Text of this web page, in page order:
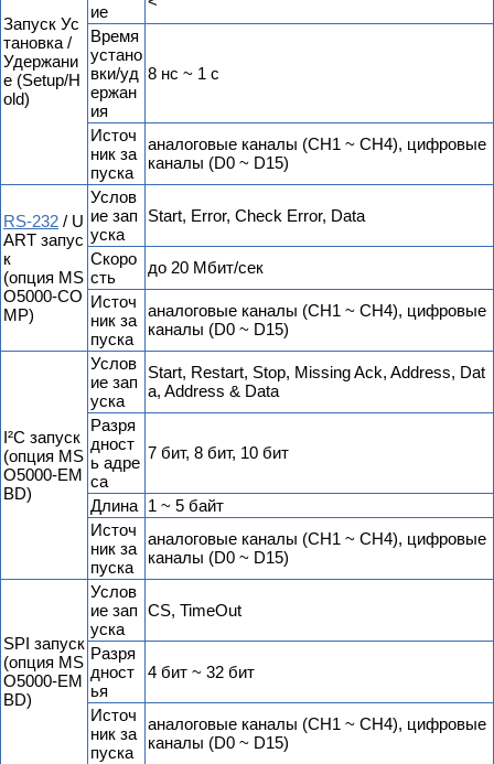
Запуск Ус
тановка /
Удержани
е (Setup/H
old)
ие
Время
устано
вки/уд
ержан
ия
8 нс ~ 1 с
Источ
ник за
пуска
аналоговые каналы (CH1 ~ CH4), цифровые
каналы (D0 ~ D15)
RS-232 / U
ART запус
к
(опция MS
O5000-CO
MP)
Услов
ие зап
уска
Start, Error, Check Error, Data
Скоро
сть
до 20 Мбит/сек
Источ
ник за
пуска
аналоговые каналы (CH1 ~ CH4), цифровые
каналы (D0 ~ D15)
I²C запуск
(опция MS
O5000-EM
BD)
Услов
ие зап
уска
Start, Restart, Stop, Missing Ack, Address, Dat
a, Address & Data
Разря
дност
ь адре
са
7 бит, 8 бит, 10 бит
Длина 1 ~ 5 байт
Источ
ник за
пуска
аналоговые каналы (CH1 ~ CH4), цифровые
каналы (D0 ~ D15)
SPI запуск
(опция MS
O5000-EM
BD)
Услов
ие зап
уска
CS, TimeOut
Разря
дност
ья
4 бит ~ 32 бит
Источ
ник за
пуска
аналоговые каналы (CH1 ~ CH4), цифровые
каналы (D0 ~ D15)